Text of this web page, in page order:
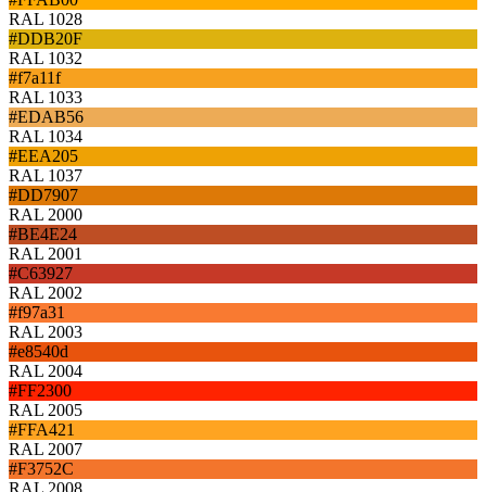
RAL 1028
#DDB20F
RAL 1032
#f7a11f
RAL 1033
#EDAB56
RAL 1034
#EEA205
RAL 1037
#DD7907
RAL 2000
#BE4E24
RAL 2001
#C63927
RAL 2002
#f97a31
RAL 2003
#e8540d
RAL 2004
#FF2300
RAL 2005
#FFA421
RAL 2007
#F3752C
RAL 2008